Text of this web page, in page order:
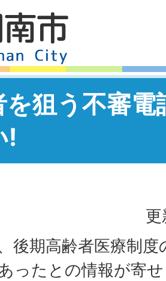
を狙う不審電
!
後期高齢者医療制
ったとの情報が寄